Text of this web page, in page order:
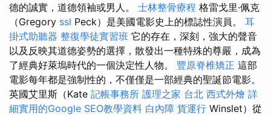
德的誠實，道德領袖或男人。 士林整骨療程 格雷戈里·佩克
（Gregory ssl Peck）是美國電影史上的標誌性演員。 耳
掛式助聽器 整復學徒實習班 它的存在，深刻，強大的聲音
以及反映其道德姿勢的選擇，散發出一種特殊的尊嚴，成為
了經典好萊塢時代的一個決定性人物。 豐原脊椎矯正 這部
電影每年都是強制性的，不僅僅是一部經典的聖誕節電影。
英國艾里斯（Kate 記帳事務所 護理之家 台北 西式外燴 詳
細實用的Google SEO教學資料 白內障 貨運行 Winslet）從